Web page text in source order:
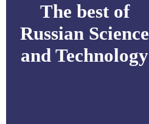
The best of
Russian Science
and Technology